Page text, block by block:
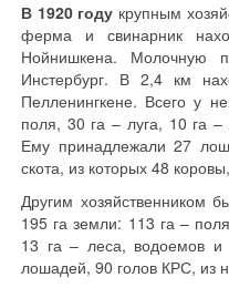
В 1920 году крупным
ферма и свинарник
Нойнишкена. Молочную
Инстербург. В 2,4 км
Пелленингкене. Всего у
поля, 30 га – луга, 10 га
Ему принадлежали 27
скота, из которых 48
Другим
195 га земли: 113 га –
13 га – леса, водоемов
лошадей, 90 голов КРС, из